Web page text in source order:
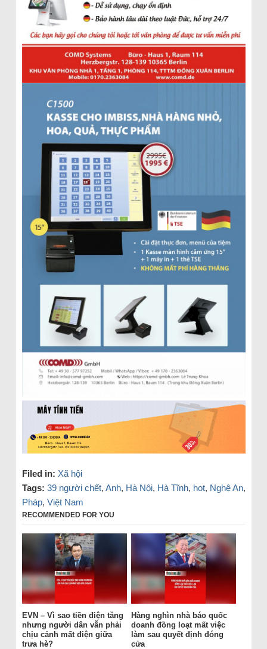
Filed in: Xã hội
Tags: 39 người chết, Anh, Hà Nội, Hà Tĩnh, hot, Nghệ An,
Pháp, Việt Nam
RECOMMENDED FOR YOU
EVN – Vì sao tiền điện tăng
nhưng người dân vẫn phải
chịu cảnh mất điện giữa
trưa hè?
Hàng nghìn nhà báo quốc
doanh đồng loạt mất việc
làm sau quyết định đóng
cửa